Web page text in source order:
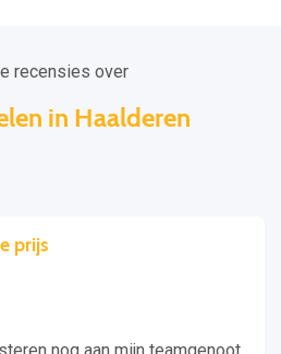
recensies over
in Haalderen
prijs
nog aan mijn teamgenoot